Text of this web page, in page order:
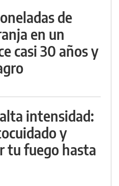
de
en un
casi 30 años y
intensidad:
y
tu fuego hasta